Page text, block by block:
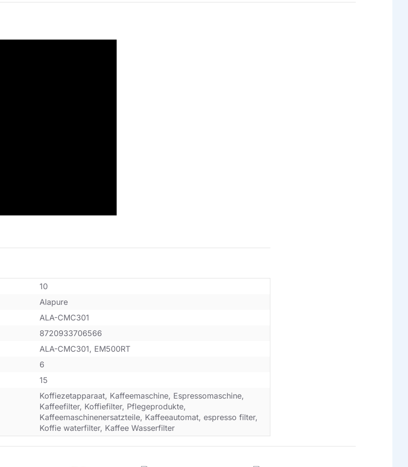
10
Alapure
ALA-CMC301
8720933706566
ALA-CMC301, EM500RT
6
15
Koffiezetapparaat, Kaffeemaschine, Espressomaschine,
Kaffeefilter, Koffiefilter, Pflegeprodukte,
Kaffeemaschinenersatzteile, Kaffeeautomat, espresso filter,
Koffie waterfilter, Kaffee Wasserfilter